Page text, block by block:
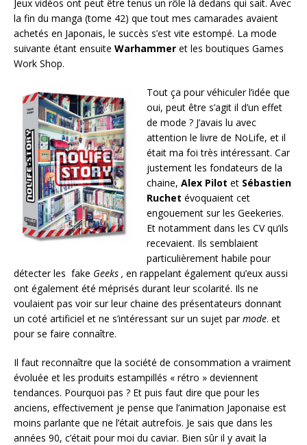
Jeux vidéos ont peut être tenus un rôle là dedans qui sait. Avec
la fin du manga (tome 42) que tout mes camarades avaient
achetés en Japonais, le succès s’est vite estompé. La mode
suivante étant ensuite Warhammer et les boutiques Games
Work Shop.
Tout ça pour véhiculer l’idée que
oui, peut être s’agit il d’un effet
de mode ? J’avais lu avec
attention le livre de NoLife, et il
était ma foi très intéressant. Car
justement les fondateurs de la
chaine, Alex Pilot et Sébastien
Ruchet évoquaient cet
engouement sur les Geekeries.
Et notamment dans les CV qu’ils
recevaient. Ils semblaient
particulièrement habile pour
détecter les fake Geeks , en rappelant également qu’eux aussi
ont également été méprisés durant leur scolarité. Ils ne
voulaient pas voir sur leur chaine des présentateurs donnant
un coté artificiel et ne s’intéressant sur un sujet parmode. et
pour se faire connaître.
Il faut reconnaître que la société de consommation a vraiment
évoluée et les produits estampillés « rétro » deviennent
tendances. Pourquoi pas ? Et puis faut dire que pour les
anciens, effectivement je pense que l’animation Japonaise est
moins parlante que ne l’était autrefois. Je sais que dans les
années 90, c’était pour moi du caviar. Bien sûr il y avait la